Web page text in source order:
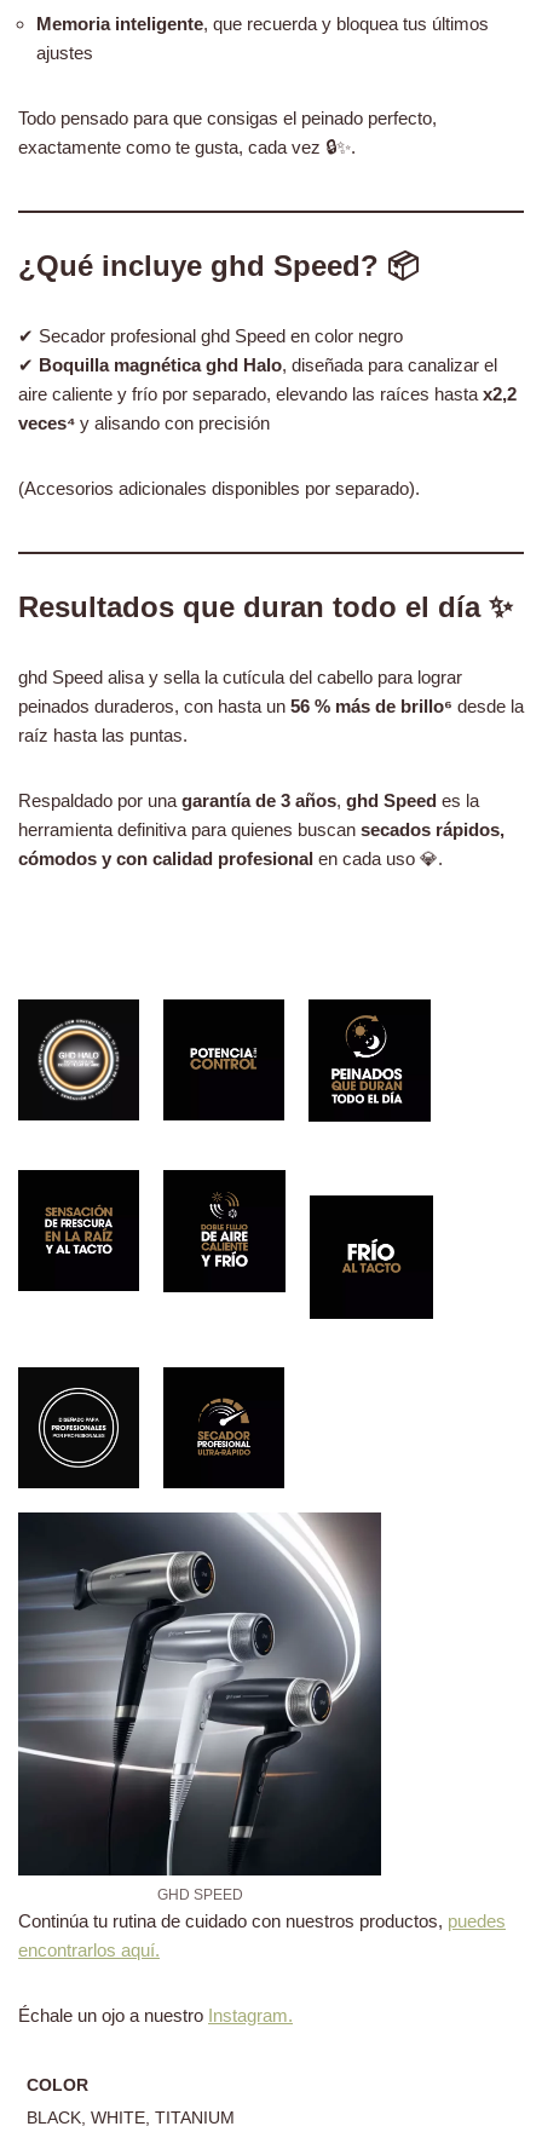
Memoria inteligente, que recuerda y bloquea tus últimos
ajustes
Todo pensado para que consigas el peinado perfecto,
exactamente como te gusta, cada vez 🔒✨.
¿Qué incluye ghd Speed? 📦
✔ Secador profesional ghd Speed en color negro
✔ Boquilla magnética ghd Halo, diseñada para canalizar el
aire caliente y frío por separado, elevando las raíces hasta x2,2
veces⁴ y alisando con precisión
(Accesorios adicionales disponibles por separado).
Resultados que duran todo el día ✨
ghd Speed alisa y sella la cutícula del cabello para lograr
peinados duraderos, con hasta un 56 % más de brillo⁶ desde la
raíz hasta las puntas.
Respaldado por una garantía de 3 años, ghd Speed es la
herramienta definitiva para quienes buscan secados rápidos,
cómodos y con calidad profesional en cada uso 💎.
GHD SPEED
Continúa tu rutina de cuidado con nuestros productos, puedes
encontrarlos aquí.
Échale un ojo a nuestro Instagram.
COLOR
BLACK, WHITE, TITANIUM